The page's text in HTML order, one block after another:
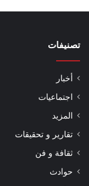
تصنيفات
أخبار
اجتماعيات
المزيد
تقارير و تحقيقات
ثقافة و فن
حوادث